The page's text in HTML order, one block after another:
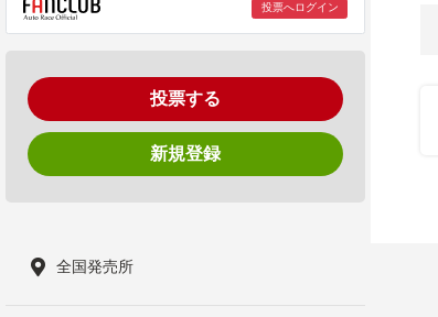
投票へログイン
投票する
新規登録
全国発売所